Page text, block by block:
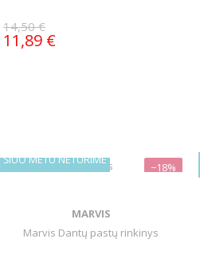
14,50 €
11,89 €
ŠIUO METU NETURIME
−18%
MARVIS
Marvis Dantų pastų rinkinys